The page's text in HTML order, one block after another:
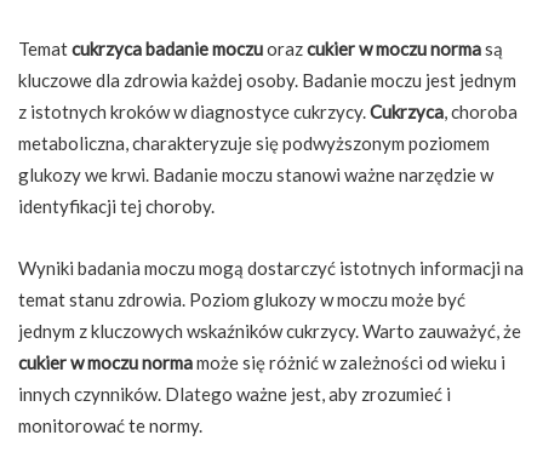
Tematcukrzyca badanie moczuorazcukier w moczu normasą
kluczowe dla zdrowia każdej osoby. Badanie moczu jest jednym
z istotnych kroków w diagnostyce cukrzycy.Cukrzyca, choroba
metaboliczna, charakteryzuje się podwyższonym poziomem
glukozy we krwi. Badanie moczu stanowi ważne narzędzie w
identyfikacji tej choroby.
Wyniki badania moczu mogą dostarczyć istotnych informacji na
temat stanu zdrowia. Poziom glukozy w moczu może być
jednym z kluczowych wskaźników cukrzycy. Warto zauważyć, że
cukier w moczu normamoże się różnić w zależności od wieku i
innych czynników. Dlatego ważne jest, aby zrozumieć i
monitorować te normy.